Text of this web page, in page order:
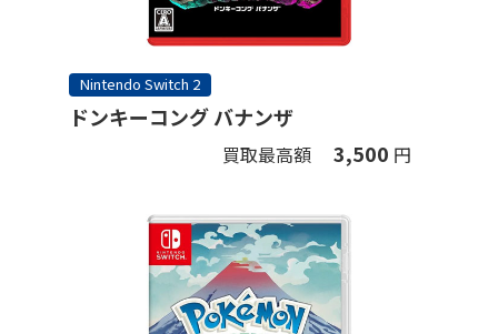
Nintendo Switch 2
ドンキーコング バナンザ
買取最高額 3,500 円